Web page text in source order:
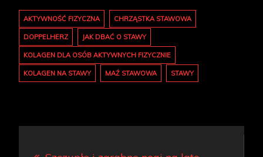
AKTYWNOŚĆ FIZYCZNA CHRZĄSTKA STAWOWA
DOPPELHERZ JAK DBAĆ O STAWY
KOLAGEN DLA OSÓB AKTYWNYCH FIZYCZNIE
KOLAGEN NA STAWY MAŹ STAWOWA STAWY